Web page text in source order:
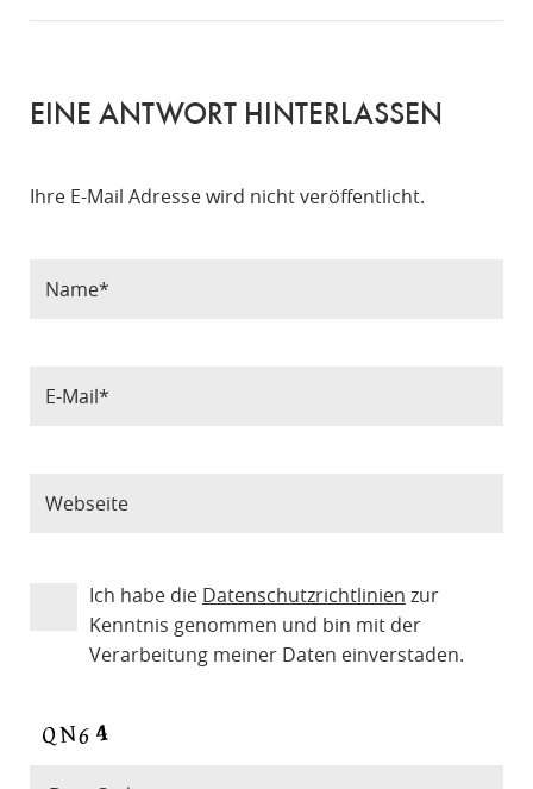
EINE ANTWORT HINTERLASSEN
Ihre E-Mail Adresse wird nicht veröffentlicht.
Ich habe die Datenschutzrichtlinien zur
Kenntnis genommen und bin mit der
Verarbeitung meiner Daten einverstaden.